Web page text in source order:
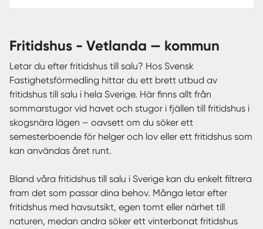
fritidshus - Vetlanda — kommun
Letar du efter fritidshus till salu? Hos Svensk
Fastighetsförmedling hittar du ett brett utbud av
fritidshus till salu i hela Sverige. Här finns allt från
sommarstugor vid havet och stugor i fjällen till fritidshus i
skogsnära lägen – oavsett om du söker ett
semesterboende för helger och lov eller ett fritidshus som
kan användas året runt.
Bland våra fritidshus till salu i Sverige kan du enkelt filtrera
fram det som passar dina behov. Många letar efter
fritidshus med havsutsikt, egen tomt eller närhet till
naturen, medan andra söker ett vinterbonat fritidshus